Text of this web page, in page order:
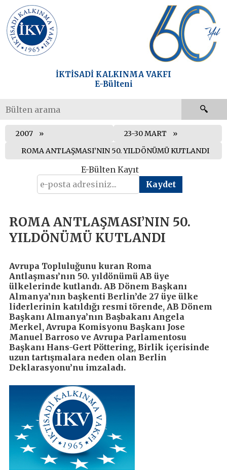
İKTİSADİ KALKINMA VAKFI
E-Bülteni
2007
23-30 MART
ROMA ANTLAŞMASI’NIN 50. YILDÖNÜMÜ KUTLANDI
E-Bülten Kayıt
ROMA ANTLAŞMASI’NIN 50.
YILDÖNÜMÜ KUTLANDI
Avrupa Topluluğunu kuran Roma
Antlaşması’nın 50. yıldönümü AB üye
ülkelerinde kutlandı. AB Dönem Başkanı
Almanya’nın başkenti Berlin’de 27 üye ülke
liderlerinin katıldığı resmi törende, AB Dönem
Başkanı Almanya’nın Başbakanı Angela
Merkel, Avrupa Komisyonu Başkanı Jose
Manuel Barroso ve Avrupa Parlamentosu
Başkanı Hans-Gert Pöttering, Birlik içerisinde
uzun tartışmalara neden olan Berlin
Deklarasyonu’nu imzaladı.